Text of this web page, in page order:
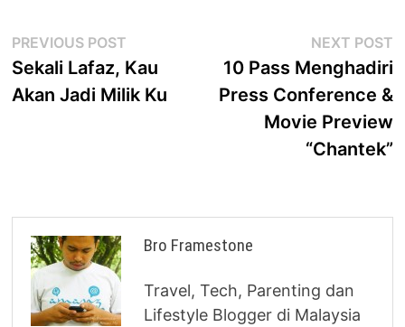
Post
navigation
PREVIOUS POST
post:
Sekali Lafaz, Kau
Akan Jadi Milik Ku
NEXT POST
10 Pass Menghadiri
Press Conference &
Movie Preview
“Chantek”
Bro Framestone
Travel, Tech, Parenting dan
Lifestyle Blogger di Malaysia